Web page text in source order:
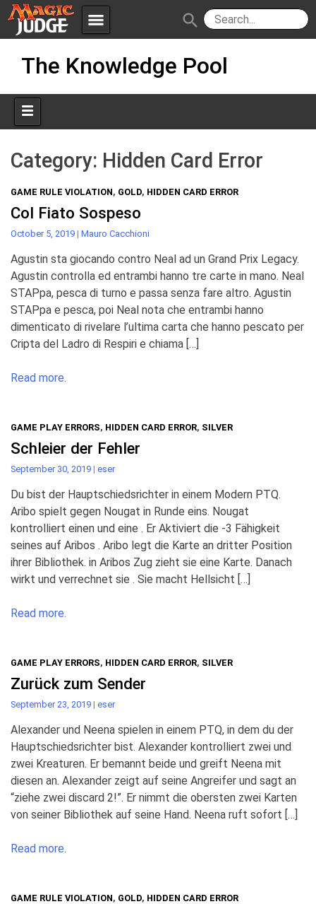
menu
Apps JudgeApps
Forum
Judges
Policies IPG
JAR
search
The Knowledge Pool
Category: Hidden Card Error
GAME RULE VIOLATION, GOLD, HIDDEN CARD ERROR
Col Fiato Sospeso
October 5, 2019 | Mauro Cacchioni
Agustin sta giocando contro Neal ad un Grand Prix Legacy.
Agustin controlla ed entrambi hanno tre carte in mano. Neal
STAPpa, pesca di turno e passa senza fare altro. Agustin
STAPpa e pesca, poi Neal nota che entrambi hanno
dimenticato di rivelare l’ultima carta che hanno pescato per
Cripta del Ladro di Respiri e chiama […]
Read more.
GAME PLAY ERRORS, HIDDEN CARD ERROR, SILVER
Schleier der Fehler
September 30, 2019 | eser
Du bist der Hauptschiedsrichter in einem Modern PTQ.
Aribo spielt gegen Nougat in Runde eins. Nougat
kontrolliert einen und eine . Er Aktiviert die -3 Fähigkeit
seines auf Aribos . Aribo legt die Karte an dritter Position
ihrer Bibliothek. in Aribos Zug zieht sie eine Karte. Danach
wirkt und verrechnet sie . Sie macht Hellsicht […]
Read more.
GAME PLAY ERRORS, HIDDEN CARD ERROR, SILVER
Zurück zum Sender
September 23, 2019 | eser
Alexander und Neena spielen in einem PTQ, in dem du der
Hauptschiedsrichter bist. Alexander kontrolliert zwei und
zwei Kreaturen. Er bemannt beide und greift Neena mit
diesen an. Alexander zeigt auf seine Angreifer und sagt an
“ziehe zwei discard 2!”. Er nimmt die obersten zwei Karten
von seiner Bibliothek auf seine Hand. Neena ruft sofort […]
Read more.
GAME RULE VIOLATION, GOLD, HIDDEN CARD ERROR